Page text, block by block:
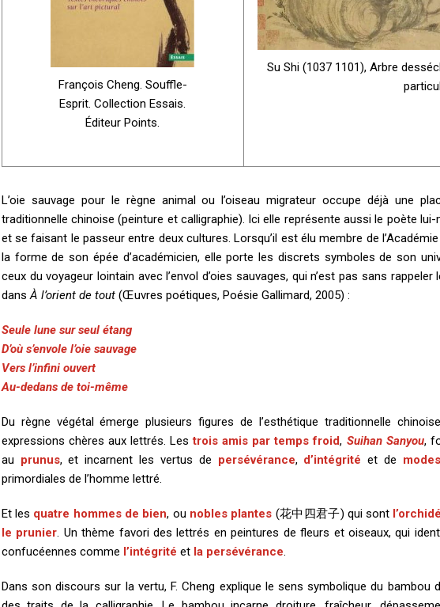
François Cheng. Souffle-
Esprit. Collection Essais.
Éditeur Points.
Su Shi (1037 1101), Arbre
L’oie sauvage pour le règne animal ou l’oiseau migrateur occupe déjà une
traditionnelle chinoise (peinture et calligraphie). Ici elle représente aussi le poète
et se faisant le passeur entre deux cultures. Lorsqu’il est élu membre de
la forme de son épée d’académicien, elle porte les discrets symboles de son
ceux du voyageur lointain avec l’envol d’oies sauvages, qui n’est pas sans
dansÀ l’orient de tout(Œuvres poétiques, Poésie Gallimard, 2005) :
Seule lune sur seul étang
D’où s’envole l’oie sauvage
Vers l’infini ouvert
Au-dedans de toi-même
Du règne végétal émerge plusieurs figures de l’esthétique traditionnelle
expressions chères aux lettrés. Lestrois amis par temps froid, Suihan Sanyou,
au prunus, et incarnent les vertus de persévérance, d’intégrité et de
primordiales de l’homme lettré.
Et les quatre hommes de bien, ou nobles plantes (花中四君子) qui sont
le prunier. Un thème favori des lettrés en peintures de fleurs et oiseaux, qui
confucéennes comme l’intégrité etla persévérance.
Dans son discours sur la vertu, F. Cheng explique le sens symbolique du